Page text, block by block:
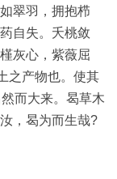
翠羽，拥抱栉
自失。夭桃敛
灰心，紫薇屈
之产物也。使其
而大来。曷草木
，曷为而生哉?